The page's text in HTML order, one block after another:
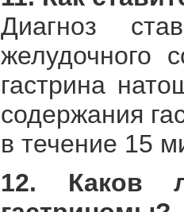
Диагноз
желудочного
гастрина
содержания
в течение 15
12. Каков